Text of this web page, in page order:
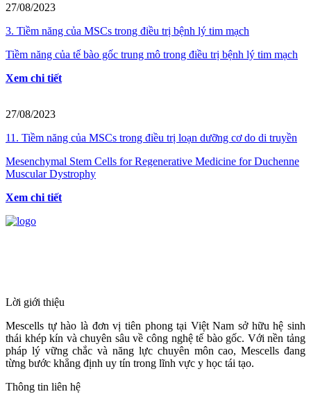
27/08/2023
3. Tiềm năng của MSCs trong điều trị bệnh lý tim mạch
Tiềm năng của tế bào gốc trung mô trong điều trị bệnh lý tim mạch
Xem chi tiết
27/08/2023
11. Tiềm năng của MSCs trong điều trị loạn dưỡng cơ do di truyền
Mesenchymal Stem Cells for Regenerative Medicine for Duchenne
Muscular Dystrophy
Xem chi tiết
Lời giới thiệu
Mescells tự hào là đơn vị tiên phong tại Việt Nam sở hữu hệ sinh
thái khép kín và chuyên sâu về công nghệ tế bào gốc. Với nền tảng
pháp lý vững chắc và năng lực chuyên môn cao, Mescells đang
từng bước khẳng định uy tín trong lĩnh vực y học tái tạo.
Thông tin liên hệ